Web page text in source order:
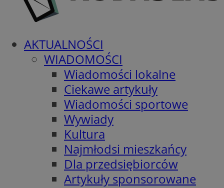
AKTUALNOŚCI
WIADOMOŚCI
Wiadomości lokalne
Ciekawe artykuły
Wiadomości sportowe
Wywiady
Kultura
Najmłodsi mieszkańcy
Dla przedsiębiorców
Artykuły sponsorowane